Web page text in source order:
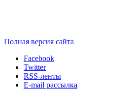
Полная версия сайта
Facebook
Twitter
RSS-ленты
E-mail рассылка